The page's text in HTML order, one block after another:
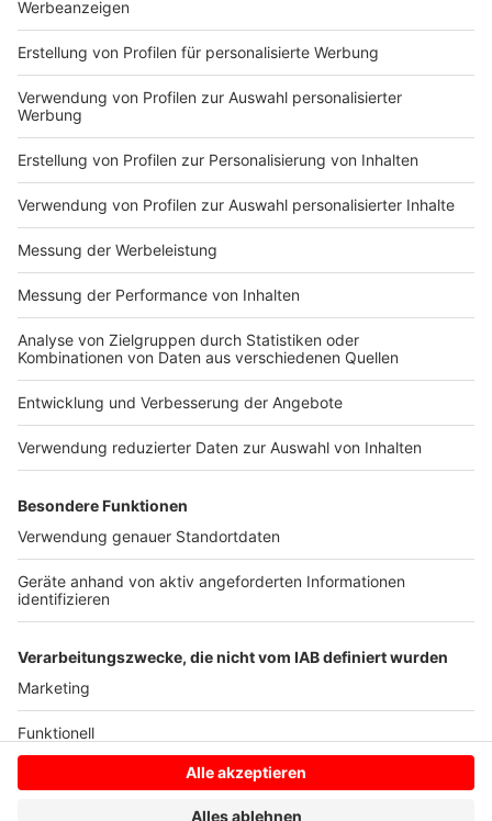
und textilem Upcycling.
Die Stiftung verweist zudem auf wirtschaftliche
Chancen: Einer 2024 veröffentlichten Studie zufolge
könnten durch Circular Economy jährlich rund 80
Millionen Tonnen CO2-Äquivalente eingespart werden.
Der BDI erwartet bis 2030 eine zusätzliche jährliche
Bruttowertschöpfung von zwölf Milliarden Euro für die
deutsche Wirtschaft. Aus Sicht der DBU kann die
NKWS daher wichtige Impulse setzen, etwa bei
Investitionen, digitalen Produktpässen und
nachhaltigeren Prozessen im Onlinehandel.
Auch Bildung spielt nach Einschätzung der Stiftung
eine zentrale Rolle. Mit mehreren Schülerlabor-
Projekten will die DBU jungen Menschen Wissen über
Fachkräfte frühzeitig für ressourcenschonendes und
Anzeige
Anzeige